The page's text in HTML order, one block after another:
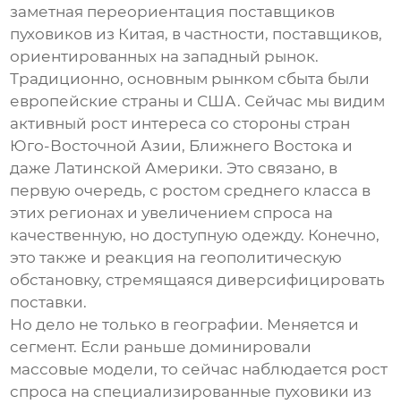
заметная переориентация поставщиков
пуховиков из Китая, в частности, поставщиков,
ориентированных на западный рынок.
Традиционно, основным рынком сбыта были
европейские страны и США. Сейчас мы видим
активный рост интереса со стороны стран
Юго-Восточной Азии, Ближнего Востока и
даже Латинской Америки. Это связано, в
первую очередь, с ростом среднего класса в
этих регионах и увеличением спроса на
качественную, но доступную одежду. Конечно,
это также и реакция на геополитическую
обстановку, стремящаяся диверсифицировать
поставки.
Но дело не только в географии. Меняется и
сегмент. Если раньше доминировали
массовые модели, то сейчас наблюдается рост
спроса на специализированные пуховики из